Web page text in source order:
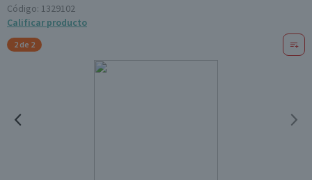
Código: 1329102
Calificar producto
2 de 2